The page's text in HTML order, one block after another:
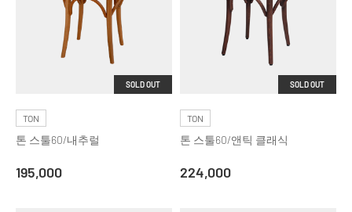
SOLD OUT
TON
톤 스툴60/내추럴
195,000
SOLD OUT
TON
톤 스툴60/앤틱 클래식
224,000